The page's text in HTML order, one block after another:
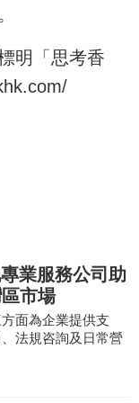
明「思考香
業服務公司助
市場
面為企業提供支
法規咨詢及日常營